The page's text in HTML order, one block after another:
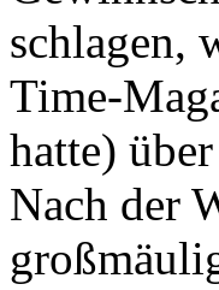
schlagen,
Time-
hatte)
Nach der